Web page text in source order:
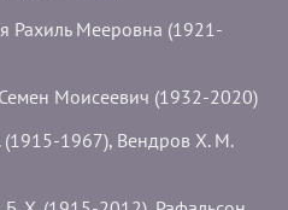
Рахиль Мееровна (1921-
Моисеевич (1932-2020)
(1915-1967), Вендров Х. М.